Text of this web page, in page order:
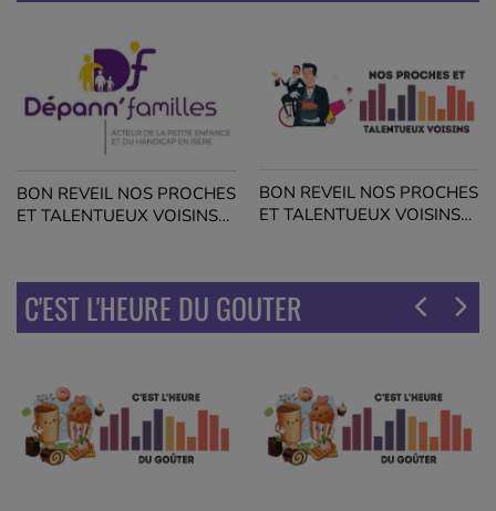
BON REVEIL NOS PROCHES
ET TALENTUEUX VOISINS
BON REVEIL NOS PROCHES
ET TALENTUEUX VOISINS
C'EST L'HEURE DU GOUTER